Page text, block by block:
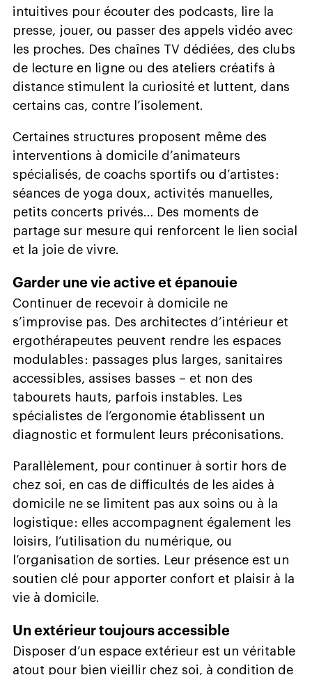
intuitives pour écouter des podcasts, lire la
presse, jouer, ou passer des appels vidéo avec
les proches. Des chaînes TV dédiées, des clubs
de lecture en ligne ou des ateliers créatifs à
distance stimulent la curiosité et luttent, dans
certains cas, contre l’isolement.
Certaines structures proposent même des
interventions à domicile d’animateurs
spécialisés, de coachs sportifs ou d’artistes :
séances de yoga doux, activités manuelles,
petits concerts privés… Des moments de
partage sur mesure qui renforcent le lien social
et la joie de vivre.
Garder une vie active et épanouie
Continuer de recevoir à domicile ne
s’improvise pas. Des architectes d’intérieur et
ergothérapeutes peuvent rendre les espaces
modulables : passages plus larges, sanitaires
accessibles, assises basses – et non des
tabourets hauts, parfois instables. Les
spécialistes de l’ergonomie établissent un
diagnostic et formulent leurs préconisations.
Parallèlement, pour continuer à sortir hors de
chez soi, en cas de difficultés de les aides à
domicile ne se limitent pas aux soins ou à la
logistique : elles accompagnent également les
loisirs, l’utilisation du numérique, ou
l’organisation de sorties. Leur présence est un
soutien clé pour apporter confort et plaisir à la
vie à domicile.
Un extérieur toujours accessible
Disposer d’un espace extérieur est un véritable
atout pour bien vieillir chez soi, à condition de